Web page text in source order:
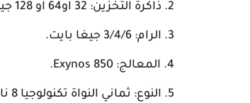
ذاكرة التخزين: 32 او64 او 128 جيغا بايت.
الرام: 3/4/6 جيغا بايت.
المعالج: Exynos 850.
النوع: ثماني النواة تكنولوجيا 8 نانو